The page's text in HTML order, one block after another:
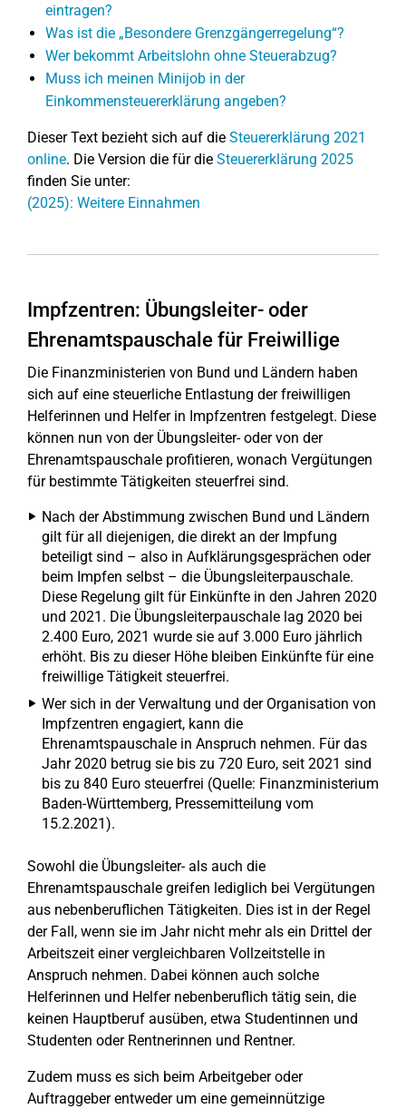
eintragen?
Was ist die „Besondere Grenzgängerregelung“?
Wer bekommt Arbeitslohn ohne Steuerabzug?
Muss ich meinen Minijob in der
Einkommensteuererklärung angeben?
Dieser Text bezieht sich auf die Steuererklärung 2021
online. Die Version die für die Steuererklärung 2025
finden Sie unter:
(2025): Weitere Einnahmen
Impfzentren: Übungsleiter- oder
Ehrenamtspauschale für Freiwillige
Die Finanzministerien von Bund und Ländern haben
sich auf eine steuerliche Entlastung der freiwilligen
Helferinnen und Helfer in Impfzentren festgelegt. Diese
können nun von der Übungsleiter- oder von der
Ehrenamtspauschale profitieren, wonach Vergütungen
für bestimmte Tätigkeiten steuerfrei sind.
Nach der Abstimmung zwischen Bund und Ländern
gilt für all diejenigen, die direkt an der Impfung
beteiligt sind – also in Aufklärungsgesprächen oder
beim Impfen selbst – die Übungsleiterpauschale.
Diese Regelung gilt für Einkünfte in den Jahren 2020
und 2021. Die Übungsleiterpauschale lag 2020 bei
2.400 Euro, 2021 wurde sie auf 3.000 Euro jährlich
erhöht. Bis zu dieser Höhe bleiben Einkünfte für eine
freiwillige Tätigkeit steuerfrei.
Wer sich in der Verwaltung und der Organisation von
Impfzentren engagiert, kann die
Ehrenamtspauschale in Anspruch nehmen. Für das
Jahr 2020 betrug sie bis zu 720 Euro, seit 2021 sind
bis zu 840 Euro steuerfrei (Quelle: Finanzministerium
Baden-Württemberg, Pressemitteilung vom
15.2.2021).
Sowohl die Übungsleiter- als auch die
Ehrenamtspauschale greifen lediglich bei Vergütungen
aus nebenberuflichen Tätigkeiten. Dies ist in der Regel
der Fall, wenn sie im Jahr nicht mehr als ein Drittel der
Arbeitszeit einer vergleichbaren Vollzeitstelle in
Anspruch nehmen. Dabei können auch solche
Helferinnen und Helfer nebenberuflich tätig sein, die
keinen Hauptberuf ausüben, etwa Studentinnen und
Studenten oder Rentnerinnen und Rentner.
Zudem muss es sich beim Arbeitgeber oder
Auftraggeber entweder um eine gemeinnützige